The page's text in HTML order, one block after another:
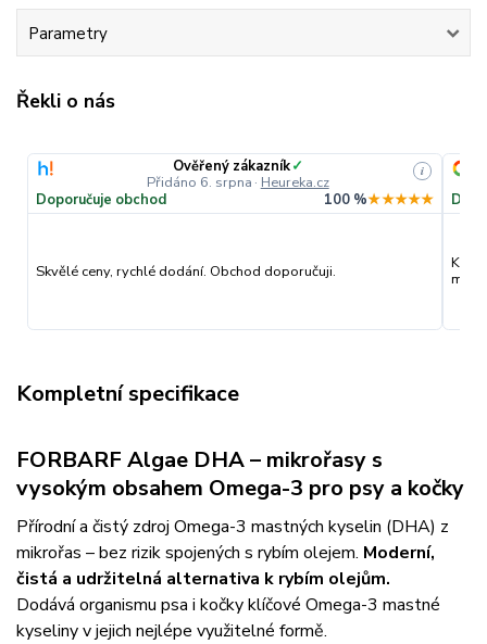
Parametry
Řekli o nás
Ověřený zákazník✓
Přidáno 6. srpna · Heureka.cz
i
Doporučuje obchod 100 %★★★★★
Skvělé ceny, rychlé dodání. Obchod doporučuji.
Kompletní specifikace
FORBARF Algae DHA – mikrořasy s
vysokým obsahem Omega-3 pro psy a kočky
Přírodní a čistý zdroj Omega-3 mastných kyselin (DHA) z
mikrořas – bez rizik spojených s rybím olejem. Moderní,
čistá a udržitelná alternativa k rybím olejům.
Dodává organismu psa i kočky klíčové Omega-3 mastné
kyseliny v jejich nejlépe využitelné formě.